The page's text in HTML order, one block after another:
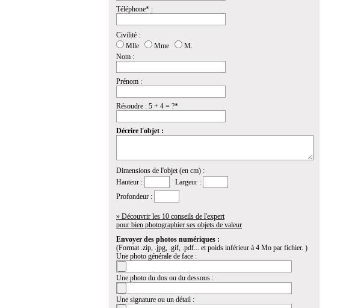
Téléphone* :
Civilité :
Mlle
Mme
M.
Nom :
Prénom :
Résoudre : 5 + 4 = ?*
Décrire l'objet :
Dimensions de l'objet (en cm) :
Hauteur :
Largeur :
Profondeur :
» Découvrir les 10 conseils de l'expert
pour bien photographier ses objets de valeur
Envoyer des photos numériques :
(Format .zip, .jpg, .gif, .pdf... et poids inférieur à 4 Mo par fichier. )
Une photo générale de face :
Une photo du dos ou du dessous :
Une signature ou un détail :